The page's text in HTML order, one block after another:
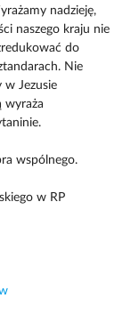
nadzieję,
naszego kraju nie
do
Nie
w Jezusie
wyraża
wspólnego.
w RP